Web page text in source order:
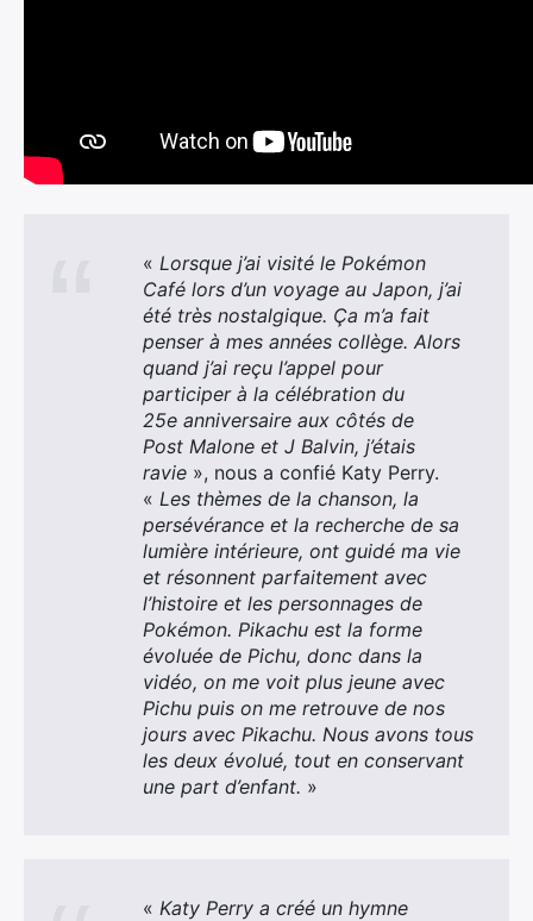
« Lorsque j’ai visité le Pokémon
Café lors d’un voyage au Japon, j’ai
été très nostalgique. Ça m’a fait
penser à mes années collège. Alors
quand j’ai reçu l’appel pour
participer à la célébration du
25e anniversaire aux côtés de
Post Malone et J Balvin, j’étais
ravie », nous a confié Katy Perry.
« Les thèmes de la chanson, la
persévérance et la recherche de sa
lumière intérieure, ont guidé ma vie
et résonnent parfaitement avec
l’histoire et les personnages de
Pokémon. Pikachu est la forme
évoluée de Pichu, donc dans la
vidéo, on me voit plus jeune avec
Pichu puis on me retrouve de nos
jours avec Pikachu. Nous avons tous
les deux évolué, tout en conservant
une part d’enfant. »
« Katy Perry a créé un hymne